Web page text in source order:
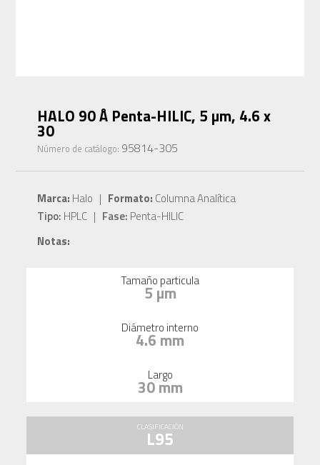
HALO 90 Å Penta-HILIC, 5 µm, 4.6 x
30
Número de catálogo: 95814-305
Marca: Halo | Formato: Columna Analítica
Tipo: HPLC | Fase: Penta-HILIC
Notas:
Tamaño particula
5 µm
Diámetro interno
4.6 mm
Largo
30 mm
CLASIFICACIÓN
L95